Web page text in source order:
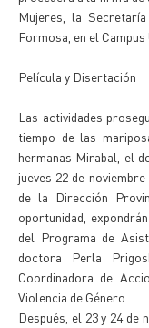
Mujeres, la
Formosa, en el
Película y Disertación
Las actividades
tiempo de las
hermanas Mirabal, el
jueves 22 de
de la Dirección
oportunidad,
del Programa de
doctora Perla
Coordinadora de
Violencia de Género.
Después, el 23 y 24 de